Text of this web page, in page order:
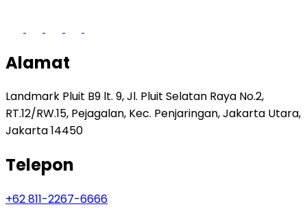
Alamat
Landmark Pluit B9 lt. 9, Jl. Pluit Selatan Raya No.2,
RT.12/RW.15, Pejagalan, Kec. Penjaringan, Jakarta Utara,
Jakarta 14450
Telepon
+62 811-2267-6666